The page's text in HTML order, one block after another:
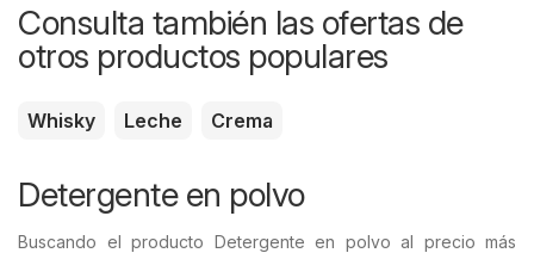
Consulta también las ofertas de
otros productos populares
Whisky Leche Crema
Detergente en polvo
Buscando el producto Detergente en polvo al precio más